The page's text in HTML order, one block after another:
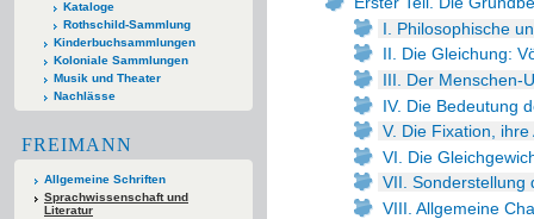
Kataloge
Rothschild-Sammlung
Kinderbuchsammlungen
Koloniale Sammlungen
Musik und Theater
Nachlässe
FREIMANN
Allgemeine Schriften
Sprachwissenschaft und
Literatur
I. Philosophische
II. Die Gleichung:
III. Der Menschen-
IV. Die Bedeutung
V. Die Fixation,
VI. Die
VII. Sonderstellung
VIII. Allgemeine